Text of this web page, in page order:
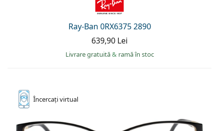
Ray-Ban 0RX6375 2890
639,90 Lei
Livrare gratuită& ramă în stoc
Încercațivirtual